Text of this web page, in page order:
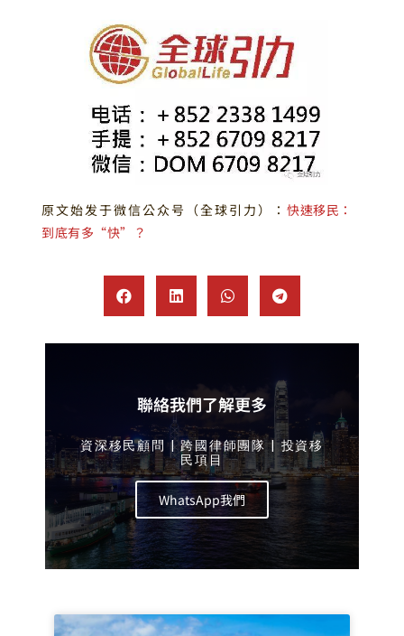
原文始发于微信公众号（全球引力）： 快速移民：
到底有多“快”？
聯絡我們了解更多
資深移民顧問 | 跨國律師團隊 | 投資移
民項目
WhatsApp我們